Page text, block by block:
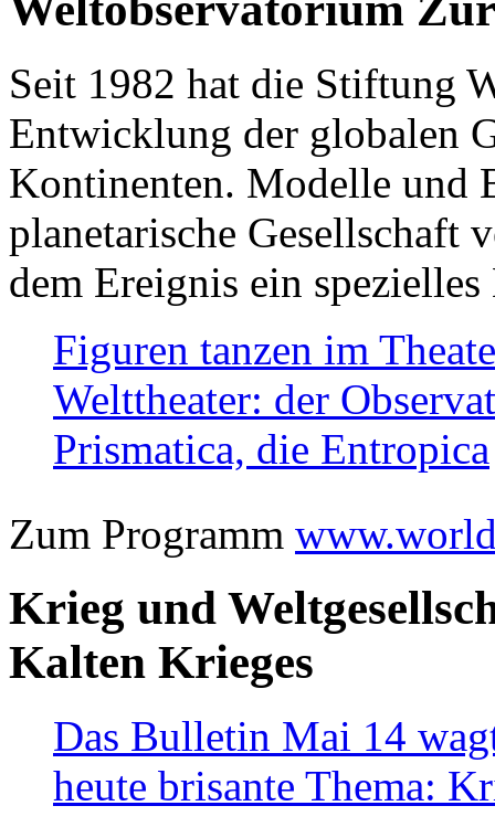
Seit 1982 hat die Stiftung
Entwicklung der globalen
Kontinenten. Modelle und
planetarische Gesellschaft
dem Ereignis ein
Figuren tanzen im
Welttheater: der
Prismatica, die Entropica
Zum Programm
Krieg und
Kalten Krieges
Das Bulletin Mai 14
heute brisante Thema: